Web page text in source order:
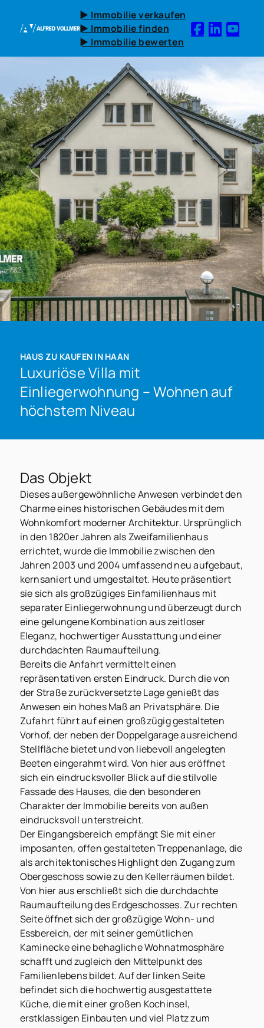
► Immobilie verkaufen
► Immobilie finden
► Immobilie bewerten
HAUS ZU KAUFEN IN HAAN
Luxuriöse Villa mit
Einliegerwohnung – Wohnen auf
höchstem Niveau
Das Objekt
Dieses außergewöhnliche Anwesen verbindet den
Charme eines historischen Gebäudes mit dem
Wohnkomfort moderner Architektur. Ursprünglich
in den 1820er Jahren als Zweifamilienhaus
errichtet, wurde die Immobilie zwischen den
Jahren 2003 und 2004 umfassend neu aufgebaut,
kernsaniert und umgestaltet. Heute präsentiert
sie sich als großzügiges Einfamilienhaus mit
separater Einliegerwohnung und überzeugt durch
eine gelungene Kombination aus zeitloser
Eleganz, hochwertiger Ausstattung und einer
durchdachten Raumaufteilung.
Bereits die Anfahrt vermittelt einen
repräsentativen ersten Eindruck. Durch die von
der Straße zurückversetzte Lage genießt das
Anwesen ein hohes Maß an Privatsphäre. Die
Zufahrt führt auf einen großzügig gestalteten
Vorhof, der neben der Doppelgarage ausreichend
Stellfläche bietet und von liebevoll angelegten
Beeten eingerahmt wird. Von hier aus eröffnet
sich ein eindrucksvoller Blick auf die stilvolle
Fassade des Hauses, die den besonderen
Charakter der Immobilie bereits von außen
eindrucksvoll unterstreicht.
Der Eingangsbereich empfängt Sie mit einer
imposanten, offen gestalteten Treppenanlage, die
als architektonisches Highlight den Zugang zum
Obergeschoss sowie zu den Kellerräumen bildet.
Von hier aus erschließt sich die durchdachte
Raumaufteilung des Erdgeschosses. Zur rechten
Seite öffnet sich der großzügige Wohn- und
Essbereich, der mit seiner gemütlichen
Kaminecke eine behagliche Wohnatmosphäre
schafft und zugleich den Mittelpunkt des
Familienlebens bildet. Auf der linken Seite
befindet sich die hochwertig ausgestattete
Küche, die mit einer großen Kochinsel,
erstklassigen Einbauten und viel Platz zum